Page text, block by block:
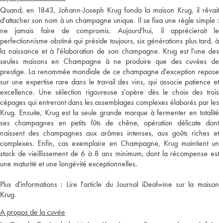
Quand, en 1843, Johann-Joseph Krug fonda la maison Krug, il rêvait
d'attacher son nom à un champagne unique. Il se fixa une règle simple :
ne jamais faire de compromis. Aujourd'hui, il apprécierait le
perfectionnisme obstiné qui préside toujours, six générations plus tard, à
la naissance et à l'élaboration de son champagne. Krug est l'une des
seules maisons en Champagne à ne produire que des cuvées de
prestige. La renommée mondiale de ce champagne d'exception repose
sur une expertise rare dans le travail des vins, qui associe patience et
excellence. Une sélection rigoureuse s'opère dès le choix des trois
cépages qui entreront dans les assemblages complexes élaborés par les
Krug. Ensuite, Krug est la seule grande marque à fermenter en totalité
ses champagnes en petits fûts de chêne, opération délicate dont
naissent des champagnes aux arômes intenses, aux goûts riches et
complexes. Enfin, cas exemplaire en Champagne, Krug maintient un
stock de vieillissement de 6 à 8 ans minimum, dont la récompense est
une maturité et une longévité exceptionnelles.
Plus d'informations : Lire l'article du Journal iDealwine sur la maison
Krug.
A propos de la cuvée